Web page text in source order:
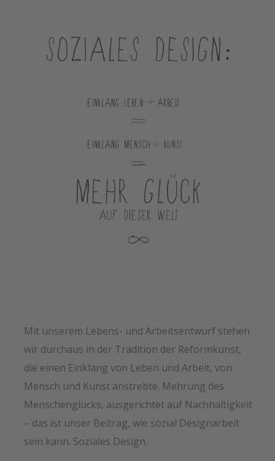
Mit unserem Lebens- und Arbeitsentwurf stehen
wir durchaus in der Tradition der Reformkunst,
die einen Einklang von Leben und Arbeit, von
Mensch und Kunst anstrebte. Mehrung des
Menschenglücks, ausgerichtet auf Nachhaltigkeit
– das ist unser Beitrag, wie sozial Designarbeit
sein kann. Soziales Design.